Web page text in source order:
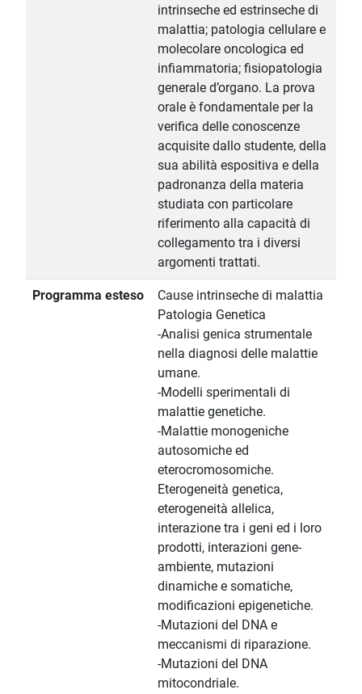
intrinseche ed estrinseche di
malattia; patologia cellulare e
molecolare oncologica ed
infiammatoria; fisiopatologia
generale d’organo. La prova
orale è fondamentale per la
verifica delle conoscenze
acquisite dallo studente, della
sua abilità espositiva e della
padronanza della materia
studiata con particolare
riferimento alla capacità di
collegamento tra i diversi
argomenti trattati.
Programma esteso
Cause intrinseche di malattia
Patologia Genetica
-Analisi genica strumentale
nella diagnosi delle malattie
umane.
-Modelli sperimentali di
malattie genetiche.
-Malattie monogeniche
autosomiche ed
eterocromosomiche.
Eterogeneità genetica,
eterogeneità allelica,
interazione tra i geni ed i loro
prodotti, interazioni gene-
ambiente, mutazioni
dinamiche e somatiche,
modificazioni epigenetiche.
-Mutazioni del DNA e
meccanismi di riparazione.
-Mutazioni del DNA
mitocondriale.